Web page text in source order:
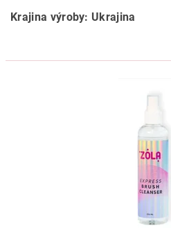
Krajina výroby: Ukrajina